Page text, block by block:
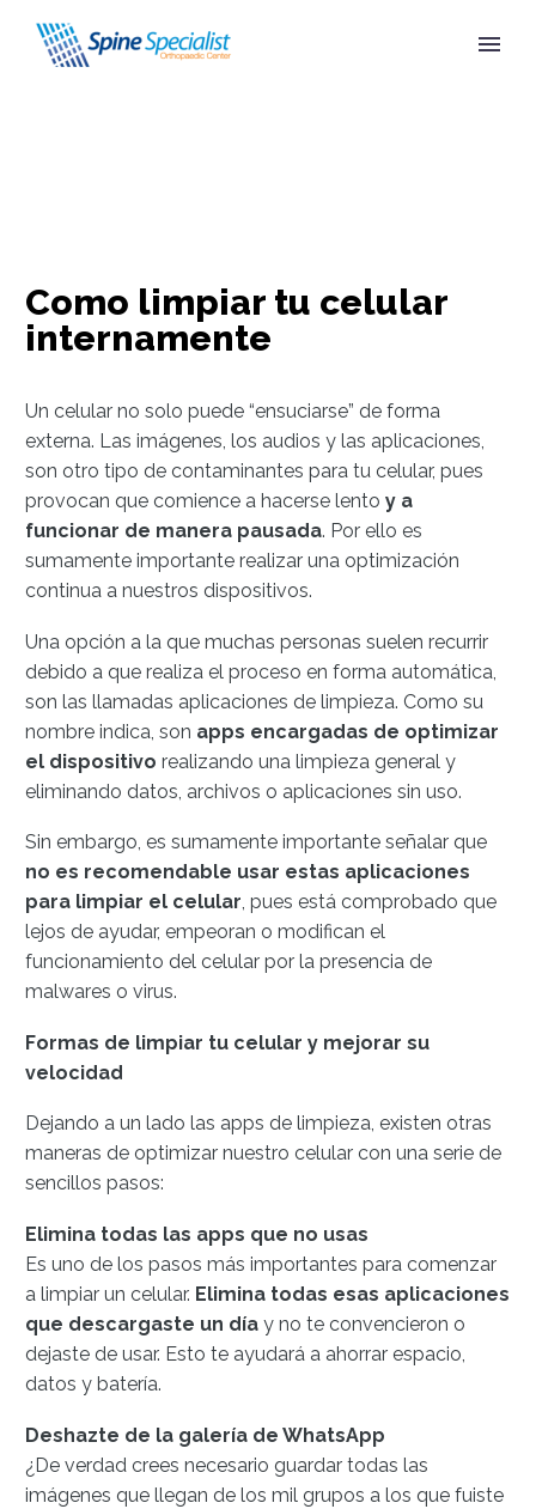
Como limpiar tu celular
internamente
Un celular no solo puede “ensuciarse” de forma
externa. Las imágenes, los audios y las aplicaciones,
son otro tipo de contaminantes para tu celular, pues
provocan que comience a hacerse lento y a
funcionar de manera pausada. Por ello es
sumamente importante realizar una optimización
continua a nuestros dispositivos.
Una opción a la que muchas personas suelen recurrir
debido a que realiza el proceso en forma automática,
son las llamadas aplicaciones de limpieza. Como su
nombre indica, son apps encargadas de optimizar
el dispositivo realizando una limpieza general y
eliminando datos, archivos o aplicaciones sin uso.
Sin embargo, es sumamente importante señalar que
no es recomendable usar estas aplicaciones
para limpiar el celular, pues está comprobado que
lejos de ayudar, empeoran o modifican el
funcionamiento del celular por la presencia de
malwares o virus.
Formas de limpiar tu celular y mejorar su
velocidad
Dejando a un lado las apps de limpieza, existen otras
maneras de optimizar nuestro celular con una serie de
sencillos pasos:
Elimina todas las apps que no usas
Es uno de los pasos más importantes para comenzar
a limpiar un celular. Elimina todas esas aplicaciones
que descargaste un día y no te convencieron o
dejaste de usar. Esto te ayudará a ahorrar espacio,
datos y batería.
Deshazte de la galería de WhatsApp
¿De verdad crees necesario guardar todas las
imágenes que llegan de los mil grupos a los que fuiste